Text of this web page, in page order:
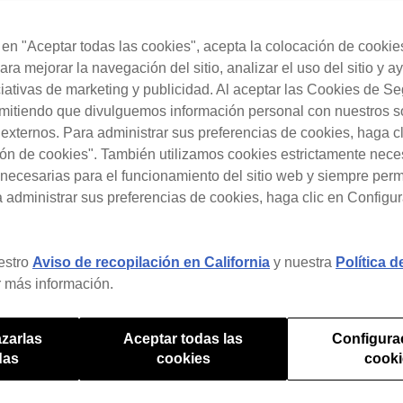
y servicio que AlphaTheta pone a disposición según lo
o parte de los preajustes, muestras de sonido, bucles, letras,
contenidos o servicios de AlphaTheta o sus licenciantes,
a disposición por AlphaTheta a través del Programa.
de los preajustes, muestras de sonido, bucles, letras, frases
o servicios de terceros, estén o no disponibles a través del
de sonido y las obras musicales incorporadas en dichas
metadatos y otro material relacionado con Sus
Programa. Para mayor claridad, el término Contenido del Cliente
en cada grabación sonora. Asimismo, comprende las
este Acuerdo, AlphaTheta otorga al Cliente una licencia
"Aceptar todas las cookies", acepta la colocación de
mejorar la navegación del sitio, analizar el uso del sitio y
de marketing y publicidad. Al aceptar las Cookies de
que divulguemos información personal con nuestros
Para administrar sus preferencias de cookies, haga
de cookies". También utilizamos cookies estrictamente
para el funcionamiento del sitio web y siempre
administrar sus preferencias de cookies, haga clic en
Aviso de recopilación en California y nuestra Política
más información.
Aceptar todas las
cookies